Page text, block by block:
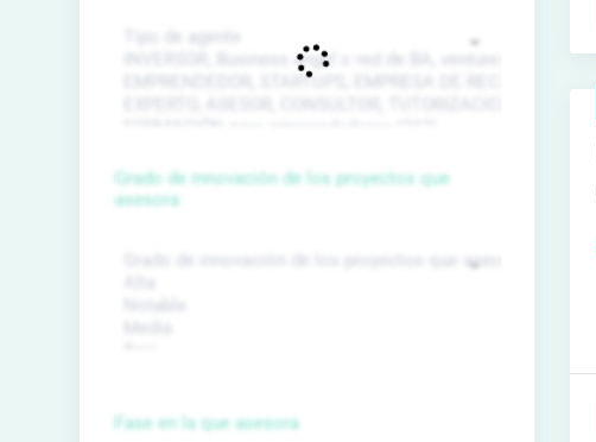
Grado de innovación de los proyectos que
asesora
Fase en la que asesora